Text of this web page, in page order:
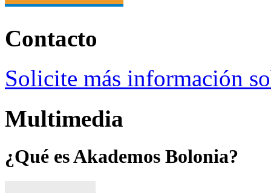
Contacto
Solicite más información
Multimedia
¿Qué es Akademos Bolonia?